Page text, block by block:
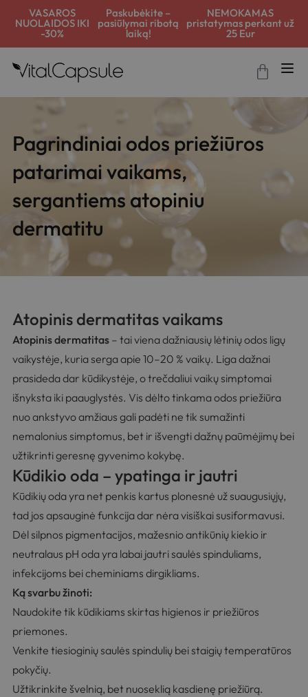
VASAROS
NUOLAIDOS IKI
-30%
Paskubėkite –
pasiūlymai ribotą
laiką!
NEMOKAMAS
pristatymas perkant už
25 Eur
Pagrindiniai odos priežiūros
patarimai vaikams,
sergantiems atopiniu
dermatitu
Atopinis dermatitas vaikams
Atopinis dermatitas– tai viena dažniausių lėtinių odos ligų
vaikystėje, kuria serga apie 10–20 % vaikų. Liga dažnai
prasideda dar kūdikystėje, o trečdaliui vaikų simptomai
išnyksta iki paauglystės. Vis dėlto tinkama odos priežiūra
nuo ankstyvo amžiaus gali padėti ne tik sumažinti
nemalonius simptomus, bet ir išvengti dažnų paūmėjimų bei
užtikrinti geresnę gyvenimo kokybę.
Kūdikio oda – ypatinga ir jautri
Kūdikių oda yra net penkis kartus plonesnė už suaugusiųjų,
tad jos apsauginė funkcija dar nėra visiškai susiformavusi.
Dėl silpnos pigmentacijos, mažesnio antikūnių kiekio ir
neutralaus pH oda yra labai jautri saulės spinduliams,
infekcijoms bei cheminiams dirgikliams.
Ką svarbu žinoti:
Naudokite tik kūdikiams skirtas higienos ir priežiūros
priemones.
Venkite tiesioginių saulės spindulių bei staigių temperatūros
pokyčių.
Užtikrinkite švelnią, bet nuoseklią kasdienę priežiūrą.